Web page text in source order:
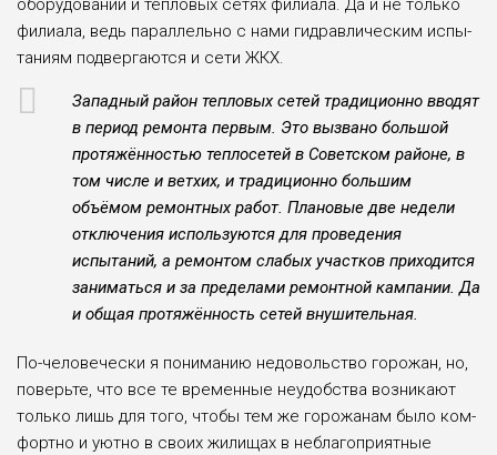
оборудовании и тепло­вых сетях филиала. Да и не только
филиала, ведь параллельно с нами гидравлическим испы­
таниям подвергаются и сети ЖКХ.
Западный район тепло­вых сетей традиционно вводят
в период ремон­та первым. Это вызва­но большой
протяжён­ностью теплосетей в Советском районе, в
том числе и ветхих, и тради­ционно большим
объёмом ремонтных работ. Плано­вые две недели
отклю­чения используются для проведения
испытаний, а ремонтом слабых участ­ков приходится
занимать­ся и за пределами ремонт­ной кампании. Да
и общая протяжённость сетей вну­шительная.
По-человечески я пони­манию недовольство горожан, но,
поверьте, что все те временные неудоб­ства возникают
только лишь для того, чтобы тем же горожанам было ком­
фортно и уютно в своих жилищах в неблагопри­ятные